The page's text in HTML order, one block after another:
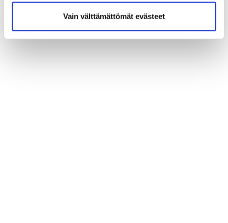
Vain välttämättömät evästeet